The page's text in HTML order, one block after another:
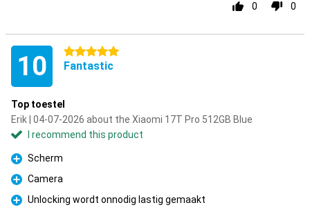
0 0
10 5 stars
Fantastic
Top toestel
Erik | 04-07-2026 about the Xiaomi 17T Pro 512GB Blue
I recommend this product
Pro
Scherm
Pro
Camera
Pro
Unlocking wordt onnodig lastig gemaakt